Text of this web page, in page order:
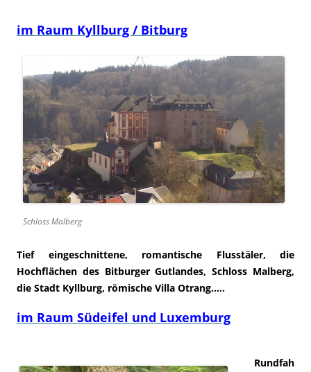
im Raum Kyllburg / Bitburg
Schloss Malberg
Tief eingeschnittene, romantische Flusstäler, die
Hochflächen des Bitburger Gutlandes, Schloss Malberg,
die Stadt Kyllburg, römische Villa Otrang…..
im Raum Südeifel und Luxemburg
Rundfah